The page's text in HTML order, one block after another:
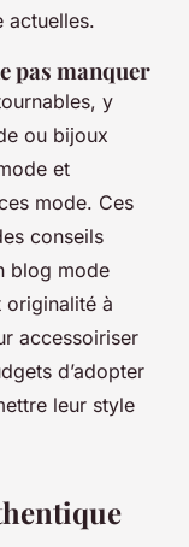
actuelles.
pas manquer
y
ou bijoux
et
mode. Ces
conseils
blog mode
originalité à
accessoiriser
d’adopter
leur style